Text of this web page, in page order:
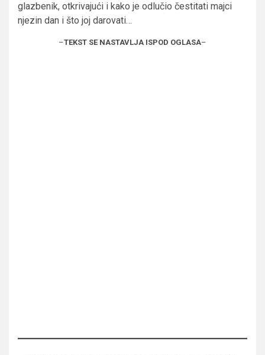
glazbenik, otkrivajući i kako je odlučio čestitati majci
njezin dan i što joj darovati…
–TEKST SE NASTAVLJA ISPOD OGLASA–